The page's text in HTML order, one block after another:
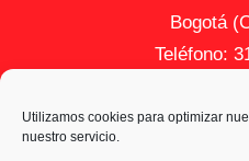
Utilizamos cookies para optimizar
nuestro servicio.
Bogotá
Teléfono:
Política de